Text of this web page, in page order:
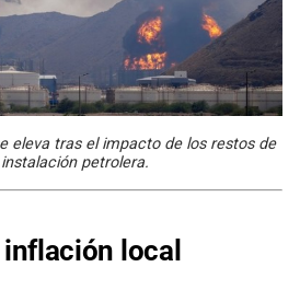
eleva tras el impacto de los restos de
petrolera.
inflación local